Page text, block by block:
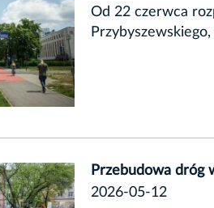
Od 22 czerwca
Przebudowa dróg
2026-05-12